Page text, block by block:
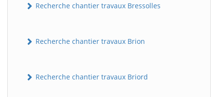
Recherche chantier travaux Bressolles
Recherche chantier travaux Brion
Recherche chantier travaux Briord